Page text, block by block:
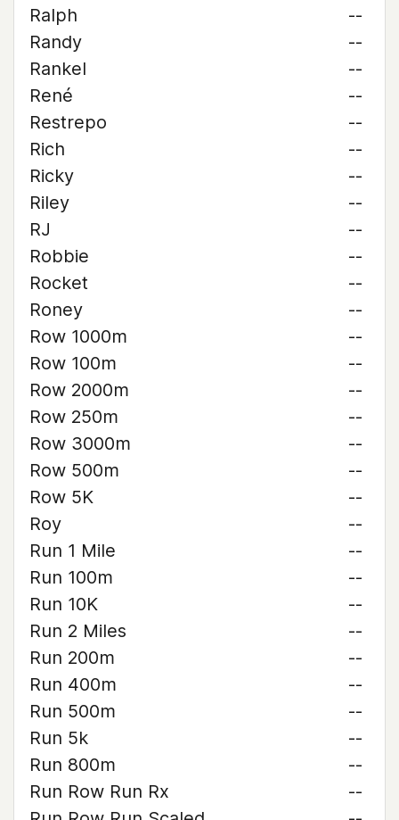
Ralph
--
Randy
--
Rankel
--
René
--
Restrepo
--
Rich
--
Ricky
--
Riley
--
RJ
--
Robbie
--
Rocket
--
Roney
--
Row 1000m
--
Row 100m
--
Row 2000m
--
Row 250m
--
Row 3000m
--
Row 500m
--
Row 5K
--
Roy
--
Run 1 Mile
--
Run 100m
--
Run 10K
--
Run 2 Miles
--
Run 200m
--
Run 400m
--
Run 500m
--
Run 5k
--
Run 800m
--
Run Row Run Rx
--